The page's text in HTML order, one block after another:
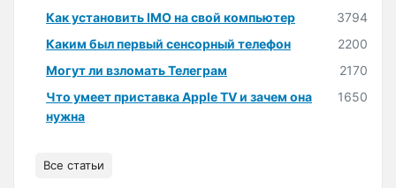
Как установить IMO на свой компьютер
3794
Каким был первый сенсорный телефон
2200
Могут ли взломать Телеграм
2170
Что умеет приставка Apple TV и зачем она
нужна
1650
Все статьи